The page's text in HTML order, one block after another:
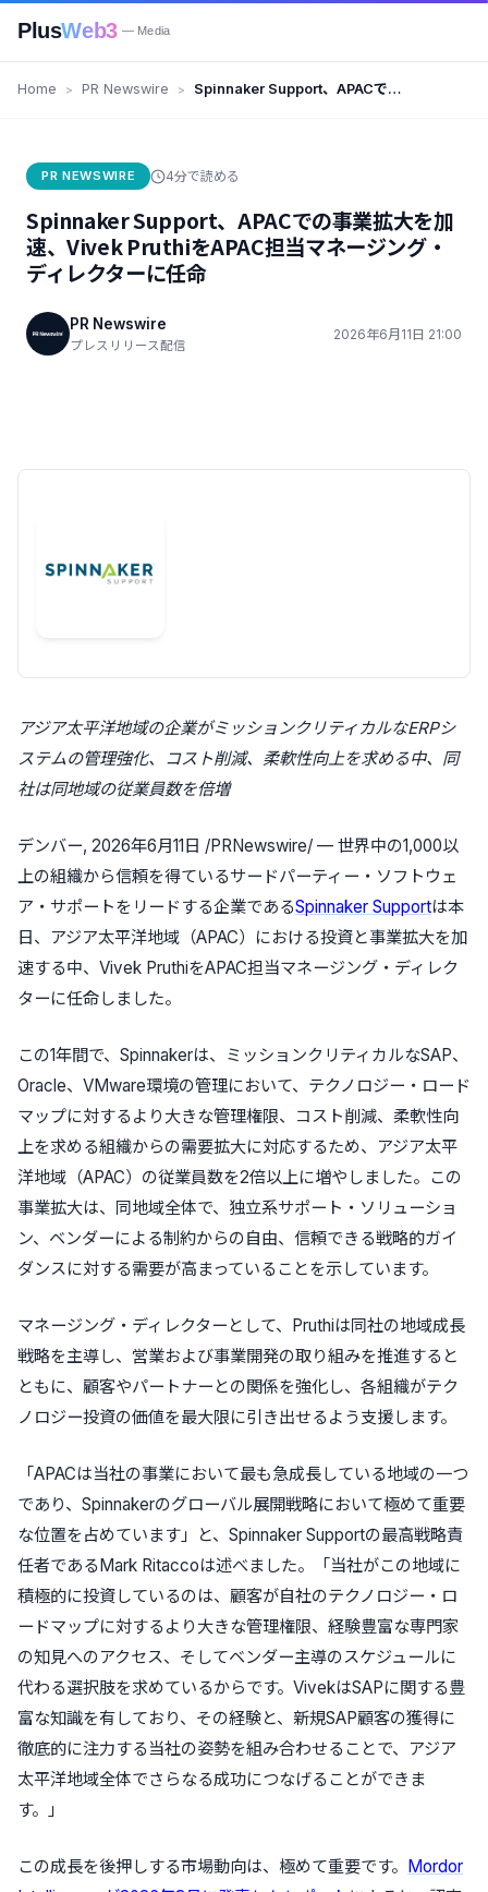
PlusWeb3 — Media
Home PR Newswire
Spinnaker Support、APACでの
PR NEWSWIRE 4分で読める
Spinnaker Support、APACでの事業拡大を加
速、Vivek PruthiをAPAC担当マネージング・
ディレクターに任命
PR Newswire
プレスリリース配信
2026年6月11日 21:00
アジア太平洋地域の企業がミッションクリティカルなERPシ
ステムの管理強化、コスト削減、柔軟性向上を求める中、同
社は同地域の従業員数を倍増
デンバー, 2026年6月11日 /PRNewswire/ — 世界中の1,000以
上の組織から信頼を得ているサードパーティー・ソフトウェ
ア・サポートをリードする企業であるSpinnaker Supportは本
日、アジア太平洋地域（APAC）における投資と事業拡大を加
速する中、Vivek PruthiをAPAC担当マネージング・ディレク
ターに任命しました。
この1年間で、Spinnakerは、ミッションクリティカルなSAP、
Oracle、VMware環境の管理において、テクノロジー・ロード
マップに対するより大きな管理権限、コスト削減、柔軟性向
上を求める組織からの需要拡大に対応するため、アジア太平
洋地域（APAC）の従業員数を2倍以上に増やしました。この
事業拡大は、同地域全体で、独立系サポート・ソリューショ
ン、ベンダーによる制約からの自由、信頼できる戦略的ガイ
ダンスに対する需要が高まっていることを示しています。
マネージング・ディレクターとして、Pruthiは同社の地域成長
戦略を主導し、営業および事業開発の取り組みを推進すると
ともに、顧客やパートナーとの関係を強化し、各組織がテク
ノロジー投資の価値を最大限に引き出せるよう支援します。
「APACは当社の事業において最も急成長している地域の一つ
であり、Spinnakerのグローバル展開戦略において極めて重要
な位置を占めています」と、Spinnaker Supportの最高戦略責
任者であるMark Ritaccoは述べました。「当社がこの地域に
積極的に投資しているのは、顧客が自社のテクノロジー・ロ
ードマップに対するより大きな管理権限、経験豊富な専門家
の知見へのアクセス、そしてベンダー主導のスケジュールに
代わる選択肢を求めているからです。VivekはSAPに関する豊
富な知識を有しており、その経験と、新規SAP顧客の獲得に
徹底的に注力する当社の姿勢を組み合わせることで、アジア
太平洋地域全体でさらなる成功につなげることができま
す。」
この成長を後押しする市場動向は、極めて重要です。 Mordor